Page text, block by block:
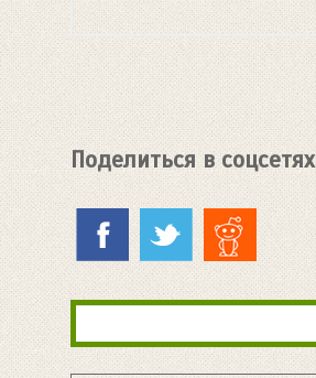
Поделиться в соцсетях